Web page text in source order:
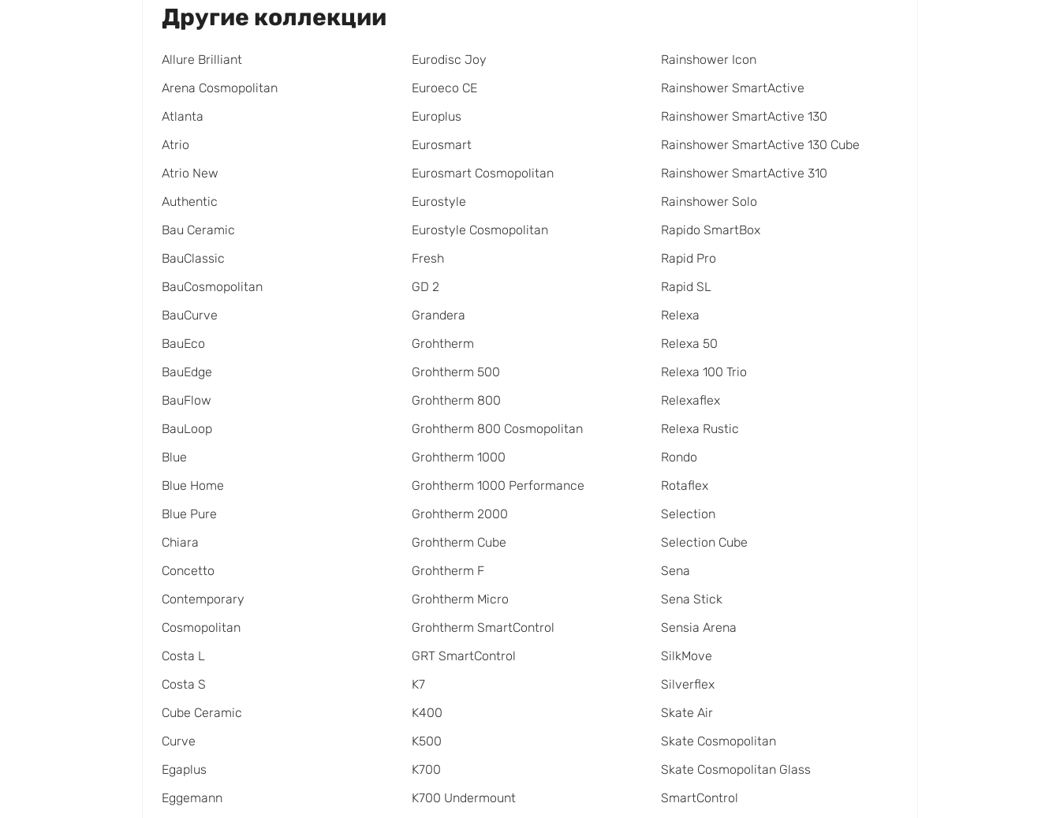
Другие коллекции
Allure Brilliant
Arena Cosmopolitan
Atlanta
Atrio
Atrio New
Authentic
Bau Ceramic
BauClassic
BauCosmopolitan
BauCurve
BauEco
BauEdge
BauFlow
BauLoop
Blue
Blue Home
Blue Pure
Chiara
Concetto
Contemporary
Cosmopolitan
Costa L
Costa S
Cube Ceramic
Curve
Egaplus
Eggemann
Eurodisc Joy
Euroeco CE
Europlus
Eurosmart
Eurosmart Cosmopolitan
Eurostyle
Eurostyle Cosmopolitan
Fresh
GD 2
Grandera
Grohtherm
Grohtherm 500
Grohtherm 800
Grohtherm 800 Cosmopolitan
Grohtherm 1000
Grohtherm 1000 Performance
Grohtherm 2000
Grohtherm Cube
Grohtherm F
Grohtherm Micro
Grohtherm SmartControl
GRT SmartControl
K7
K400
K500
K700
K700 Undermount
Rainshower Icon
Rainshower SmartActive
Rainshower SmartActive 130
Rainshower SmartActive 130 Cube
Rainshower SmartActive 310
Rainshower Solo
Rapido SmartBox
Rapid Pro
Rapid SL
Relexa
Relexa 50
Relexa 100 Trio
Relexaflex
Relexa Rustic
Rondo
Rotaflex
Selection
Selection Cube
Sena
Sena Stick
Sensia Arena
SilkMove
Silverflex
Skate Air
Skate Cosmopolitan
Skate Cosmopolitan Glass
SmartControl